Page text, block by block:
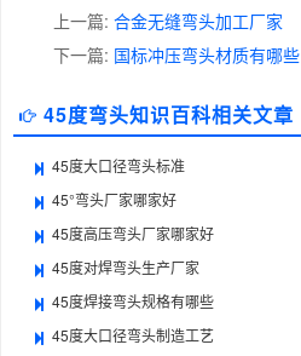
上一篇: 合金无缝弯头加工厂家
下一篇: 国标冲压弯头材质有哪些
45度弯头知识百科相关文章
45度大口径弯头标准
45°弯头厂家哪家好
45度高压弯头厂家哪家好
45度对焊弯头生产厂家
45度焊接弯头规格有哪些
45度大口径弯头制造工艺